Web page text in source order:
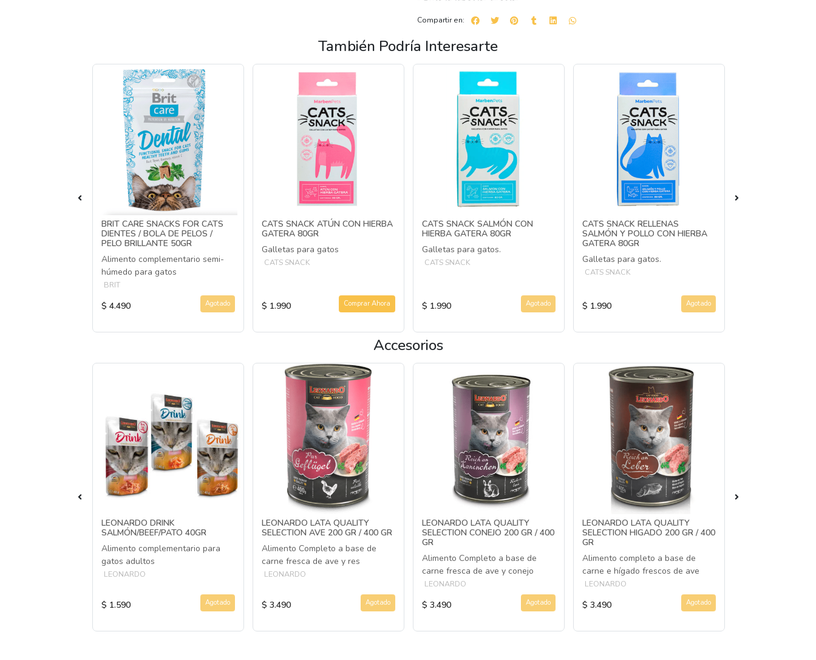
Compartir en:
También Podría Interesarte
BRIT CARE SNACKS FOR CATS
DIENTES / BOLA DE PELOS /
PELO BRILLANTE 50GR
Alimento complementario semi-
húmedo para gatos
BRIT
$ 4.490 Agotado
CATS SNACK ATÚN CON HIERBA
GATERA 80GR
Galletas para gatos
CATS SNACK
$ 1.990 Comprar Ahora
CATS SNACK SALMÓN CON
HIERBA GATERA 80GR
Galletas para gatos.
CATS SNACK
$ 1.990 Agotado
CATS SNACK RELLENAS
SALMÓN Y POLLO CON HIERBA
GATERA 80GR
Galletas para gatos.
CATS SNACK
$ 1.990 Agotado
Accesorios
LEONARDO DRINK
SALMÓN/BEEF/PATO 40GR
Alimento complementario para
gatos adultos
LEONARDO
$ 1.590 Agotado
LEONARDO LATA QUALITY
SELECTION AVE 200 GR / 400 GR
Alimento Completo a base de
carne fresca de ave y res
LEONARDO
$ 3.490 Agotado
LEONARDO LATA QUALITY
SELECTION CONEJO 200 GR / 400
GR
Alimento Completo a base de
carne fresca de ave y conejo
LEONARDO
$ 3.490 Agotado
LEONARDO LATA QUALITY
SELECTION HIGADO 200 GR / 400
GR
Alimento completo a base de
carne e hígado frescos de ave
LEONARDO
$ 3.490 Agotado